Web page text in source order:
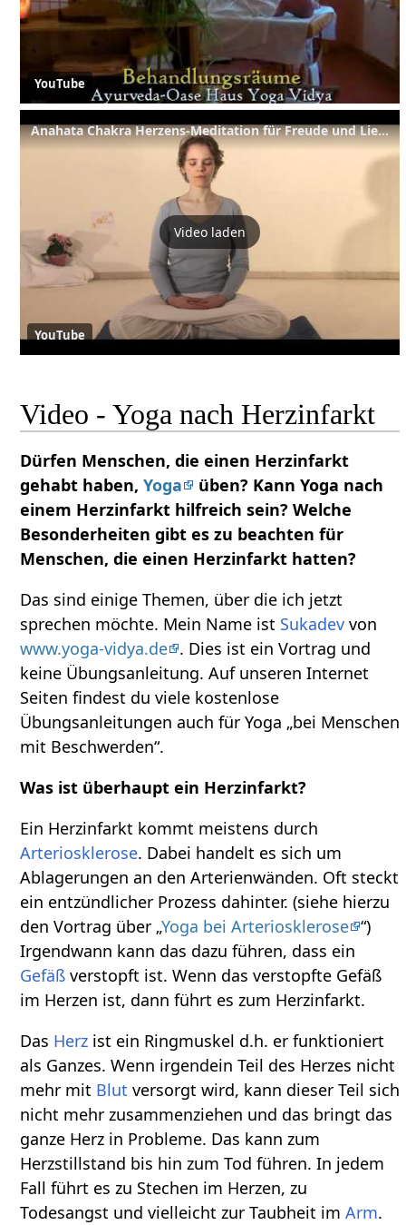
YouTube
Anahata Chakra Herzens-Meditation für Freude und Liebe
Video laden
YouTube
Video - Yoga nach Herzinfarkt
Dürfen Menschen, die einen Herzinfarkt
gehabt haben,Yoga
üben? Kann Yoga nach
einem Herzinfarkt hilfreich sein? Welche
Besonderheiten gibt es zu beachten für
Menschen, die einen Herzinfarkt hatten?
Das sind einige Themen, über die ich jetzt
sprechen möchte. Mein Name ist Sukadev von
www.yoga-vidya.de . Dies ist ein Vortrag und
keine Übungsanleitung. Auf unseren Internet
Seiten findest du viele kostenlose
Übungsanleitungen auch für Yoga „bei Menschen
mit Beschwerden“.
Was ist überhaupt ein Herzinfarkt?
Ein Herzinfarkt kommt meistens durch
Arteriosklerose. Dabei handelt es sich um
Ablagerungen an den Arterienwänden. Oft steckt
ein entzündlicher Prozess dahinter. (siehe hierzu
den Vortrag über „Yoga bei Arteriosklerose “)
Irgendwann kann das dazu führen, dass ein
Gefäß verstopft ist. Wenn das verstopfte Gefäß
im Herzen ist, dann führt es zum Herzinfarkt.
Das Herz ist ein Ringmuskel d.h. er funktioniert
als Ganzes. Wenn irgendein Teil des Herzes nicht
mehr mit Blut versorgt wird, kann dieser Teil sich
nicht mehr zusammenziehen und das bringt das
ganze Herz in Probleme. Das kann zum
Herzstillstand bis hin zum Tod führen. In jedem
Fall führt es zu Stechen im Herzen, zu
Todesangst und vielleicht zur Taubheit imArm.